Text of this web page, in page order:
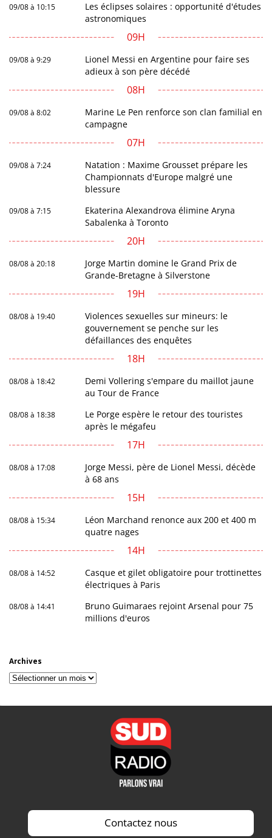
09/08 à 10:15
Les éclipses solaires : opportunité d'études
astronomiques
09H
09/08 à 9:29
Lionel Messi en Argentine pour faire ses
adieux à son père décédé
08H
09/08 à 8:02
Marine Le Pen renforce son clan familial en
campagne
07H
09/08 à 7:24
Natation : Maxime Grousset prépare les
Championnats d'Europe malgré une
blessure
09/08 à 7:15
Ekaterina Alexandrova élimine Aryna
Sabalenka à Toronto
20H
08/08 à 20:18
Jorge Martin domine le Grand Prix de
Grande-Bretagne à Silverstone
19H
08/08 à 19:40
Violences sexuelles sur mineurs: le
gouvernement se penche sur les
défaillances des enquêtes
18H
08/08 à 18:42
Demi Vollering s'empare du maillot jaune
au Tour de France
08/08 à 18:38
Le Porge espère le retour des touristes
après le mégafeu
17H
08/08 à 17:08
Jorge Messi, père de Lionel Messi, décède
à 68 ans
15H
08/08 à 15:34
Léon Marchand renonce aux 200 et 400 m
quatre nages
14H
08/08 à 14:52
Casque et gilet obligatoire pour trottinettes
électriques à Paris
08/08 à 14:41
Bruno Guimaraes rejoint Arsenal pour 75
millions d'euros
Archives
Archives
Contactez nous